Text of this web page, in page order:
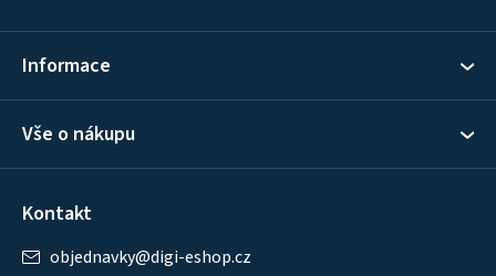
Informace
Vše o nákupu
Kontakt
objednavky@digi-eshop.cz